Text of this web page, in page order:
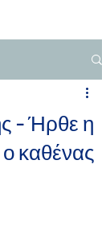
- Ήρθε η
καθένας